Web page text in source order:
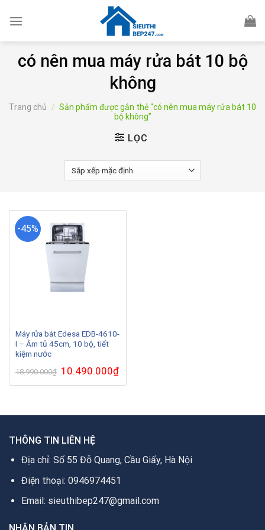
có nên mua máy rửa bát 10 bộ
không
Trang chủ / Sản phẩm được gắn thẻ “có nên mua máy rửa bát 10
bộ không”
LỌC
-45%
Máy rửa bát Edesa EDB-4610-
I – Âm tủ 45cm, 10 bộ, tiết
kiệm nước
18.990.000₫ Giá
gốc
là:
10.490.000₫Giá
hiện
tại
THÔNG TIN LIÊN HỆ
Địa chỉ: Số 55 Đỗ Quang, Cầu Giấy, Hà Nội
Điện thoại: 0946974451
Email: sieuthibep247@gmail.com